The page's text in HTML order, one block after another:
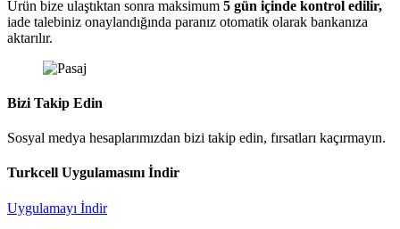
Ürün bize ulaştıktan sonra maksimum 5 gün içinde kontrol edilir,
iade talebiniz onaylandığında paranız otomatik olarak bankanıza
aktarılır.
Bizi Takip Edin
Sosyal medya hesaplarımızdan bizi takip edin, fırsatları kaçırmayın.
Turkcell Uygulamasını İndir
Uygulamayı İndir